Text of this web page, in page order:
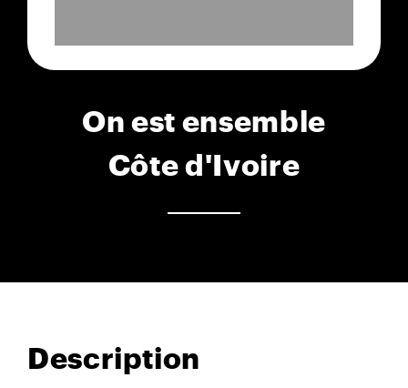
On est ensemble
Côte d'Ivoire
Description